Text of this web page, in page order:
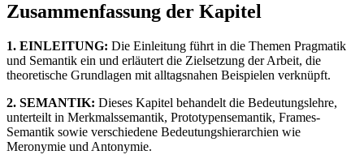
Zusammenfassung der Kapitel
1. EINLEITUNG: Die Einleitung führt in die Themen Pragmatik
und Semantik ein und erläutert die Zielsetzung der Arbeit, die
theoretische Grundlagen mit alltagsnahen Beispielen verknüpft.
2. SEMANTIK: Dieses Kapitel behandelt die Bedeutungslehre,
unterteilt in Merkmalssemantik, Prototypensemantik, Frames-
Semantik sowie verschiedene Bedeutungshierarchien wie
Meronymie und Antonymie.